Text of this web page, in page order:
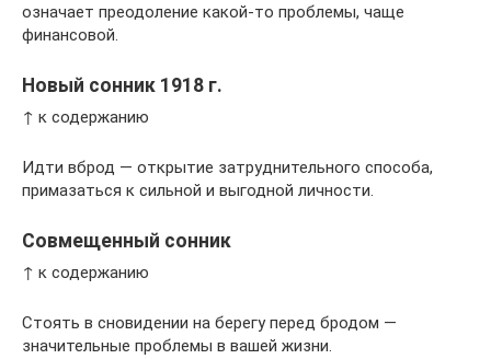
означает преодоление какой-то проблемы, чаще
финансовой.
Новый сонник 1918 г.
↑ к содержанию
Идти вброд — открытие затруднительного способа,
примазаться к сильной и выгодной личности.
Совмещенный сонник
↑ к содержанию
Стоять в сновидении на берегу перед бродом —
значительные проблемы в вашей жизни.